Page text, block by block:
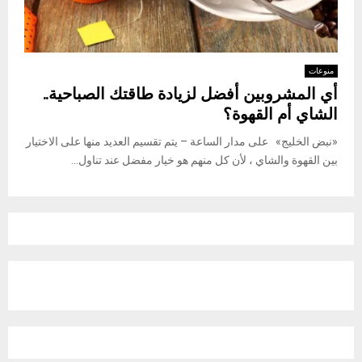
منوعات
أي المشروبين أفضل لزيادة طاقتك الصباحية..
الشاي أم القهوة؟
«نبض الخليج» على مدار الساعة – يتم تقسيم العديد منها على الاختيار
بين القهوة والشاي ، لأن كل منهم هو خيار مفضل عند تناول...